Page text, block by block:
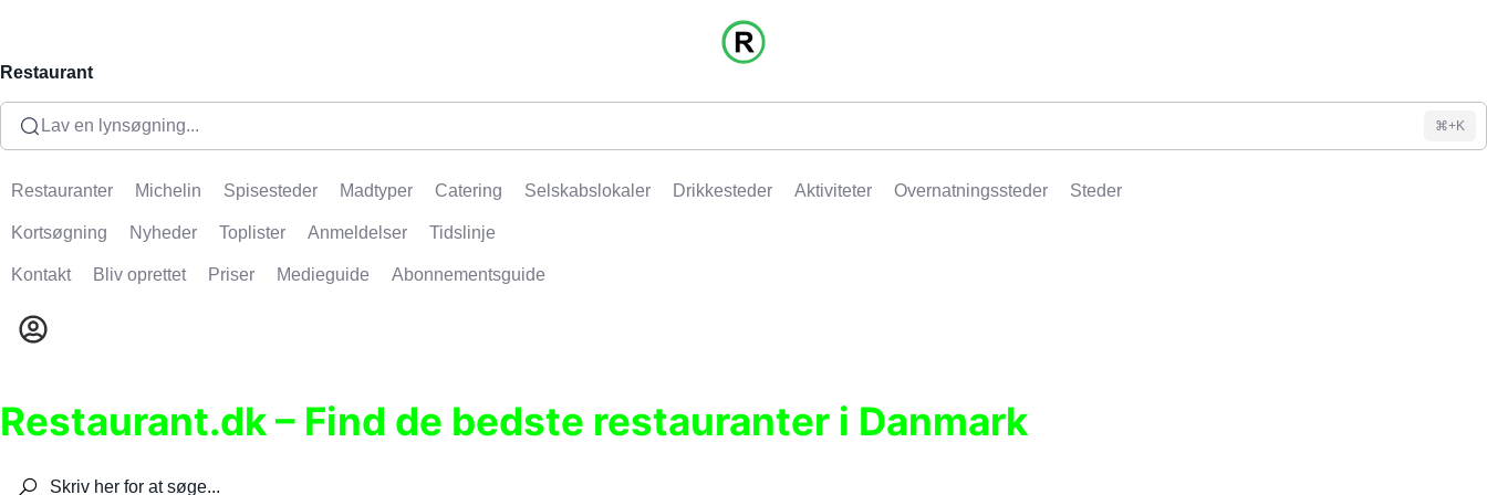
Restaurant
Lav en lynsøgning... ⌘+K
Restauranter Michelin Spisesteder Madtyper Catering Selskabslokaler Drikkesteder Aktiviteter Overnatningssteder Steder
Kortsøgning Nyheder Toplister Anmeldelser Tidslinje
Kontakt Bliv oprettet Priser Medieguide Abonnementsguide
Restaurant.dk – Find de bedste restauranter i Danmark